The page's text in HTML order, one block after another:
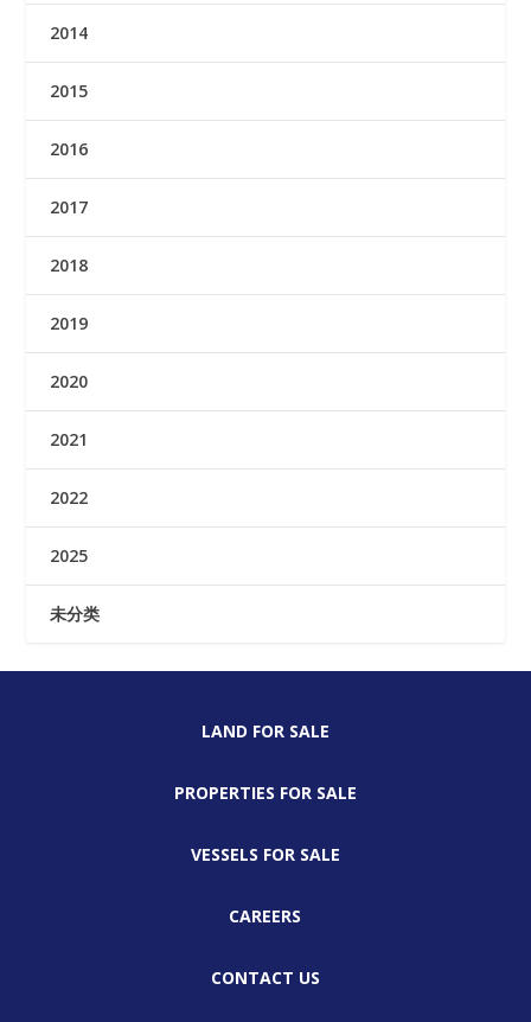
2014
2015
2016
2017
2018
2019
2020
2021
2022
2025
未分类
LAND FOR SALE
PROPERTIES FOR SALE
VESSELS FOR SALE
CAREERS
CONTACT US